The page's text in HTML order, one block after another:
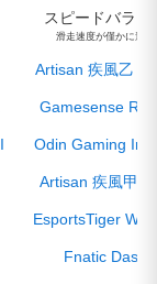
スピードバラン
滑走速度が僅かに速い
Artisan 疾風乙
Gamesense
Odin Gaming
Artisan 疾風甲
EsportsTiger
Fnatic Dash